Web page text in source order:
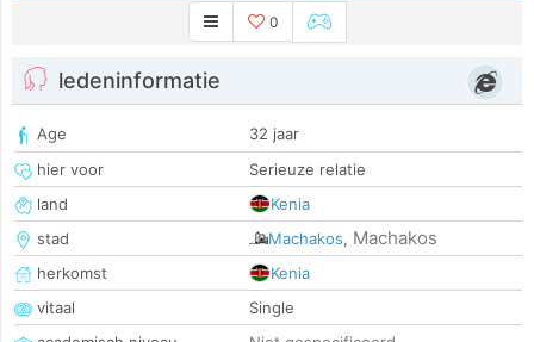
0
ledeninformatie
Age
32 jaar
hier voor
Serieuze relatie
land
Kenia
stad
Machakos, Machakos
herkomst
Kenia
vitaal
Single